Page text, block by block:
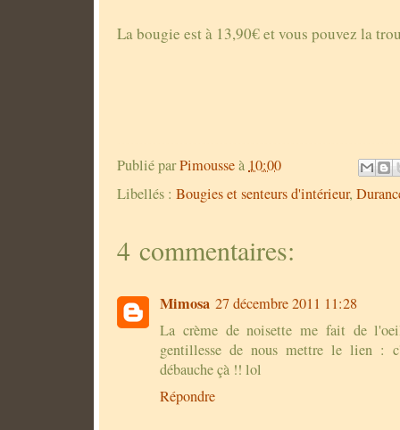
La bougie est à 13,90€ et vous pouvez la
Publié parPimousseà 10:00
Libellés : Bougies et senteurs d'intérieur,
4 commentaires:
Mimosa 27 décembre 2011 11:28
La crème de noisette me fait de
gentillesse de nous mettre le lien :
débauche çà !! lol
Répondre